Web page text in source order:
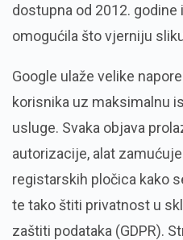
dostupna od 2012. godine
omogućila što vjerniju
Google ulaže velike
korisnika uz maksimalnu
usluge. Svaka objava
autorizacije, alat
registarskih pločica kako
te tako štiti privatnost u
zaštiti podataka (GDPR).